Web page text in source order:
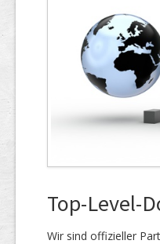
Top-Level-
Wir sind offizieller